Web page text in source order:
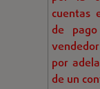
cuentas
de
por
de un